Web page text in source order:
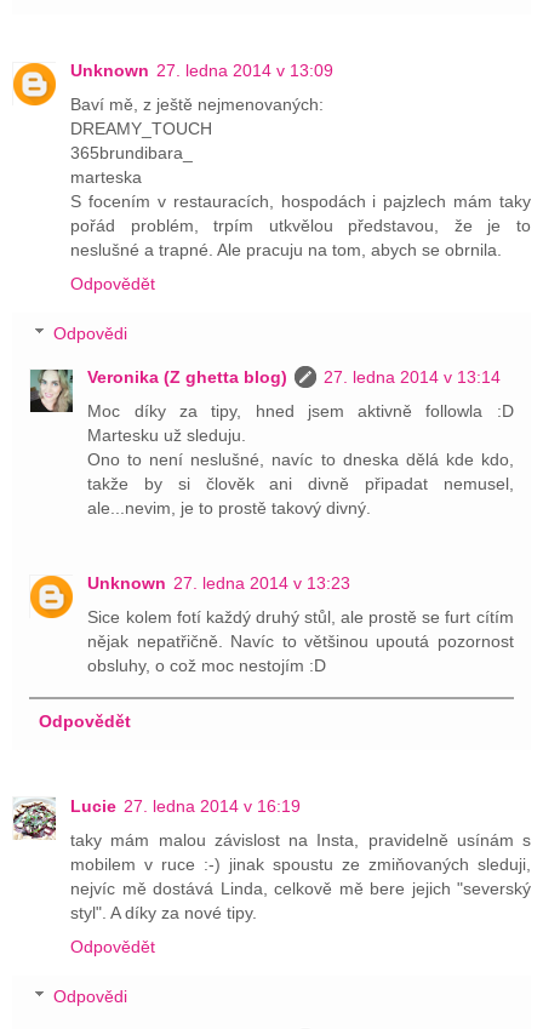
Unknown 27. ledna 2014 v 13:09
Baví mě, z ještě nejmenovaných:
DREAMY_TOUCH
365brundibara_
marteska
S focením v restauracích, hospodách i pajzlech mám taky
pořád problém, trpím utkvělou představou, že je to
neslušné a trapné. Ale pracuju na tom, abych se obrnila.
Odpovědět
Odpovědi
Veronika (Z ghetta blog)
27. ledna 2014 v 13:14
Moc díky za tipy, hned jsem aktivně followla :D
Martesku už sleduju.
Ono to není neslušné, navíc to dneska dělá kde kdo,
takže by si člověk ani divně připadat nemusel,
ale...nevim, je to prostě takový divný.
Unknown 27. ledna 2014 v 13:23
Sice kolem fotí každý druhý stůl, ale prostě se furt cítím
nějak nepatřičně. Navíc to většinou upoutá pozornost
obsluhy, o což moc nestojím :D
Odpovědět
Lucie 27. ledna 2014 v 16:19
taky mám malou závislost na Insta, pravidelně usínám s
mobilem v ruce :-) jinak spoustu ze zmiňovaných sleduji,
nejvíc mě dostává Linda, celkově mě bere jejich "severský
styl". A díky za nové tipy.
Odpovědět
Odpovědi